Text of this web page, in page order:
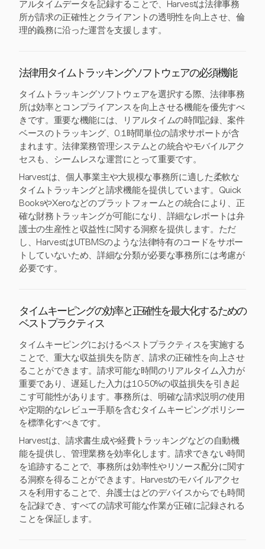
アルタイムデータを記録することで、Harvestは法律事務
所が請求の正確性とクライアントの透明性を向上させ、倫
理的義務に沿った運営を支援します。
法律用タイムトラッキングソフトウェアの必須機能
タイムトラッキングソフトウェアを選択する際、法律事務
所は効率とコンプライアンスを向上させる機能を優先すべ
きです。重要な機能には、リアルタイムの時間記録、案件
ベースのトラッキング、0.1時間単位の請求サポートが含
まれます。法律業務管理システムとの統合やモバイルアク
セスも、シームレスな運営にとって重要です。
Harvestは、個人事業主や大規模な事務所に適した柔軟な
タイムトラッキングと請求機能を提供しています。Quick
BooksやXeroなどのプラットフォームとの統合により、正
確な財務トラッキングが可能になり、詳細なレポートは弁
護士の生産性と収益性に関する洞察を提供します。ただ
し、HarvestはUTBMSのような法律特有のコードをサポー
トしていないため、詳細な分類が必要な事務所には考慮が
必要です。
タイムキーピングの効率と正確性を最大化するための
ベストプラクティス
タイムキーピングにおけるベストプラクティスを実施する
ことで、重大な収益損失を防ぎ、請求の正確性を向上させ
ることができます。請求可能な時間のリアルタイム入力が
重要であり、遅延した入力は10-50%の収益損失を引き起
こす可能性があります。事務所は、明確な請求説明の使用
や定期的なレビュー手順を含むタイムキーピングポリシー
を標準化すべきです。
Harvestは、請求書生成や経費トラッキングなどの自動機
能を提供し、管理業務を効率化します。請求できない時間
を追跡することで、事務所は効率性やリソース配分に関す
る洞察を得ることができます。Harvestのモバイルアクセ
スを利用することで、弁護士はどのデバイスからでも時間
を記録でき、すべての請求可能な作業が正確に記録される
ことを保証します。